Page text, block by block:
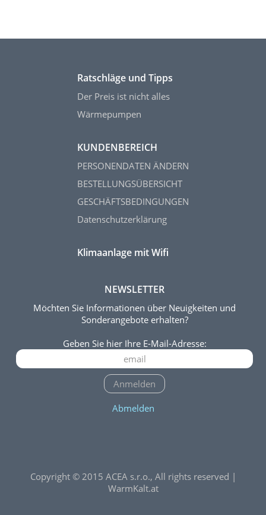
Ratschläge und Tipps
Der Preis ist nicht alles
Wärmepumpen
KUNDENBEREICH
PERSONENDATEN ÄNDERN
BESTELLUNGSÜBERSICHT
GESCHÄFTSBEDINGUNGEN
Datenschutzerklärung
Klimaanlage mit Wifi
NEWSLETTER
Möchten Sie Informationen über Neuigkeiten und
Sonderangebote erhalten?
Geben Sie hier Ihre E-Mail-Adresse:
Anmelden
Abmelden
Copyright © 2015 ACEA s.r.o., All rights reserved |
WarmKalt.at